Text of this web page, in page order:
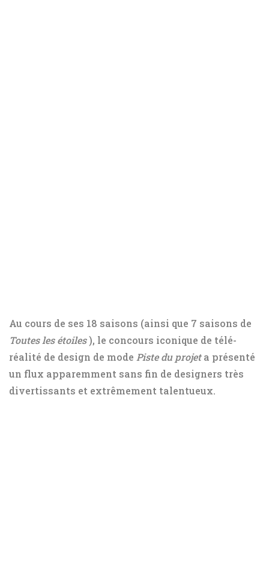
Au cours de ses 18 saisons (ainsi que 7 saisons de
Toutes les étoiles), le concours iconique de télé-
réalité de design de mode Piste du projeta présenté
un flux apparemment sans fin de designers très
divertissants et extrêmement talentueux.